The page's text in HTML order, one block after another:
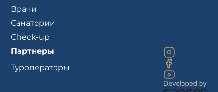
Врачи
Санатории
Check-up
Партнеры
Туроператоры